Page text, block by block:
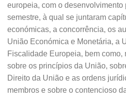
europeia, com o desenvolvimento
semestre, à qual se juntaram
económicas, a concorrência, os
União Económica e Monetária, a
Fiscalidade Europeia, bem como,
sobre os princípios da União,
Direito da União e as ordens
membros e sobre o contencioso